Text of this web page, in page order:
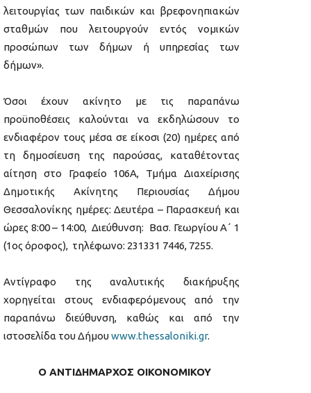
λειτουργίας των παιδικών και βρεφονηπιακών
σταθμών που λειτουργούν εντός νομικών
προσώπων των δήμων ή υπηρεσίας των
δήμων».
Όσοι έχουν ακίνητο με τις παραπάνω
προϋποθέσεις καλούνται να εκδηλώσουν το
ενδιαφέρον τους μέσα σε είκοσι (20) ημέρες από
τη δημοσίευση της παρούσας, καταθέτοντας
αίτηση στο Γραφείο 106Α, Τμήμα Διαχείρισης
Δημοτικής Ακίνητης Περιουσίας Δήμου
Θεσσαλονίκης ημέρες: Δευτέρα – Παρασκευή και
ώρες 8:00 – 14:00, Διεύθυνση: Βασ. Γεωργίου Α΄ 1
(1ος όροφος), τηλέφωνο: 231331 7446, 7255.
Αντίγραφο της αναλυτικής διακήρυξης
χορηγείται στους ενδιαφερόμενους από την
παραπάνω διεύθυνση, καθώς και από την
ιστοσελίδα του Δήμουwww.thessaloniki.gr.
Ο ΑΝΤΙΔΗΜΑΡΧΟΣ ΟΙΚΟΝΟΜΙΚΟΥ